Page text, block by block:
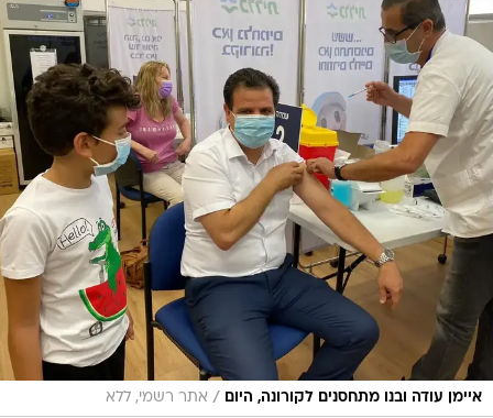
איימן עודה ובנו מתחסנים לקורונה, היום / אתר רשמי, ללא